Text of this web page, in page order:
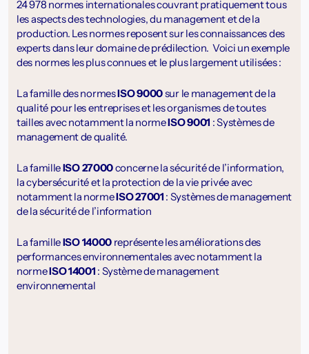
24 978 normes internationales couvrant pratiquement tous
les aspects des technologies, du management et de la
production. Les normes reposent sur les connaissances des
experts dans leur domaine de prédilection. Voici un exemple
des normes les plus connues et le plus largement utilisées :
La famille des normesISO 9000sur le management de la
qualité pour les entreprises et les organismes de toutes
tailles avec notamment la normeISO 9001 : Systèmes de
management de qualité.
La familleISO 27000concerne la sécurité de l’information,
la cybersécurité et la protection de la vie privée avec
notamment la normeISO 27001 : Systèmes de management
de la sécurité de l’information
La familleISO 14000 représente les améliorations des
performances environnementales avec notamment la
normeISO 14001 : Système de management
environnemental